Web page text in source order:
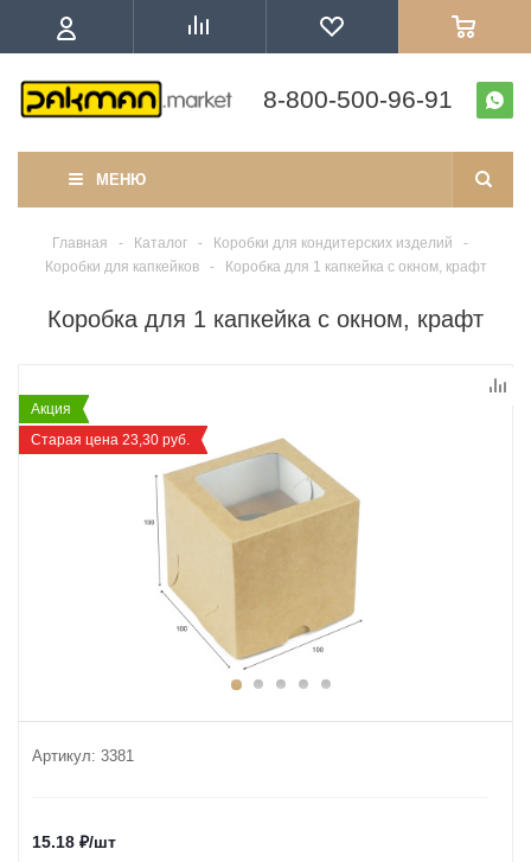
8-800-500-96-91
МЕНЮ
Главная - Каталог - Коробки для кондитерских изделий
-
Коробки для капкейков
- Коробка для 1 капкейка с окном, крафт
Коробка для 1 капкейка с окном, крафт
Акция
Старая цена 23,30 руб.
Артикул: 3381
15.18 ₽/шт